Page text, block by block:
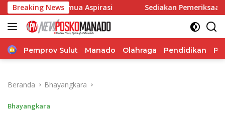
Langsung
ke
konten
Breaking News
Aspirasi Sediakan Pemeriksaan Kesehatan,
Home
Pemprov Sulut Manado Olahraga Pendidikan
Beranda Bhayangkara
Bhayangkara